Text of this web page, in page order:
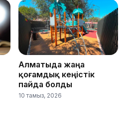
Алматыда жаңа
қоғамдық кеңістік
пайда болды
10 тамыз, 2026